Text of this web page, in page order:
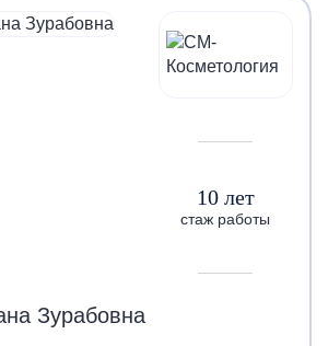
10 лет
стаж работы
Зурабовна